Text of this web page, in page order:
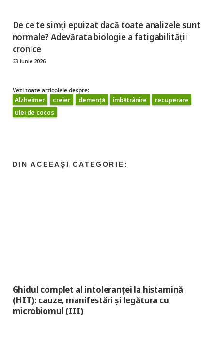
De ce te simți epuizat dacă toate analizele sunt
normale? Adevărata biologie a fatigabilității
cronice
23 iunie 2026
Vezi toate articolele despre:
Alzheimer
creier demență îmbătrânire
recuperare
ulei de cocos
Ghidul complet al intoleranței la histamină
(HIT): cauze, manifestări și legătura cu
microbiomul (III)